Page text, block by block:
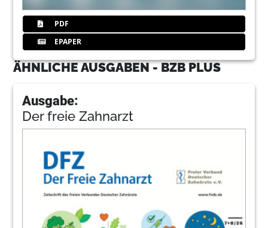
PDF
EPAPER
ÄHNLICHE AUSGABEN - BZB PLUS
Ausgabe:
Der freie Zahnarzt